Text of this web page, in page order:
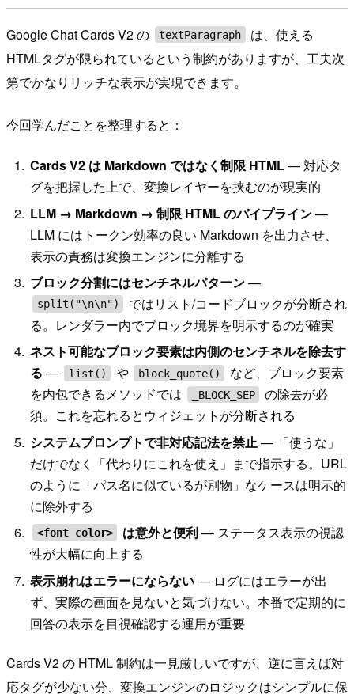
Google Chat Cards V2 の textParagraph
は、使える
HTMLタグが限られているという制約がありますが、工夫次
第でかなりリッチな表示が実現できます。
今回学んだことを整理すると：
Cards V2 は Markdown ではなく制限 HTML— 対応タ
グを把握した上で、変換レイヤーを挟むのが現実的
LLM → Markdown → 制限 HTML のパイプライン—
LLM にはトークン効率の良い Markdown を出力させ、
表示の責務は変換エンジンに分離する
ブロック分割にはセンチネルパターン—
split("\n\n")
ではリスト/コードブロックが分断され
る。レンダラー内でブロック境界を明示するのが確実
ネスト可能なブロック要素は内側のセンチネルを除去す
る — list() や block_quote()
など、ブロック要素
を内包できるメソッドでは
_BLOCK_SEP
の除去が必
須。これを忘れるとウィジェットが分断される
システムプロンプトで非対応記法を禁止— 「使うな」
だけでなく「代わりにこれを使え」まで指示する。URL
のように「パス名に似ているが別物」なケースは明示的
に除外する
<font color> は意外と便利— ステータス表示の視認
性が大幅に向上する
表示崩れはエラーにならない— ログにはエラーが出
ず、実際の画面を見ないと気づけない。本番で定期的に
回答の表示を目視確認する運用が重要
Cards V2 の HTML 制約は一見厳しいですが、逆に言えば対
応タグが少ない分、変換エンジンのロジックはシンプルに保